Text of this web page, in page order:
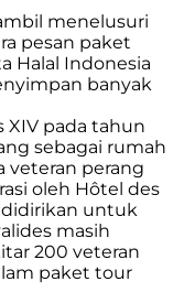
menelusuri
pesan paket
Halal Indonesia
banyak
XIV pada tahun
sebagai rumah
veteran perang
oleh Hôtel des
didirikan untuk
masih
200 veteran
paket tour